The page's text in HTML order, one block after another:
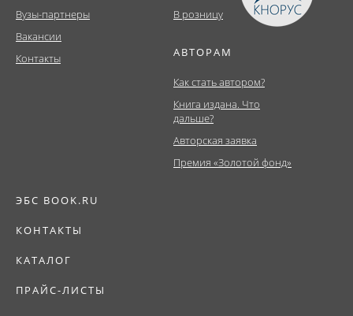
Вузы-партнеры
Вакансии
Контакты
В розницу
АВТОРАМ
Как стать автором?
Книга издана. Что
дальше?
Авторская заявка
Премия «Золотой фонд»
ЭБС BOOK.RU
КОНТАКТЫ
КАТАЛОГ
ПРАЙС-ЛИСТЫ